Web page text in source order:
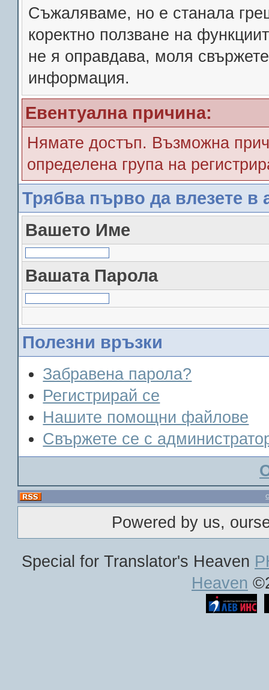
Съжалявамe, но е станала
коректно ползване на
не я оправдава, моля
информация.
Евентуална причина:
Нямате достъп. Възможна
определена група на
Трябва първо да влезете в
Вашето Име
Вашата Парола
Полезни връзки
Забравена парола?
Регистрирай се
Нашите помощни файлове
Свържете се с
Powered by us,
Special for Translator's Heaven
Heaven